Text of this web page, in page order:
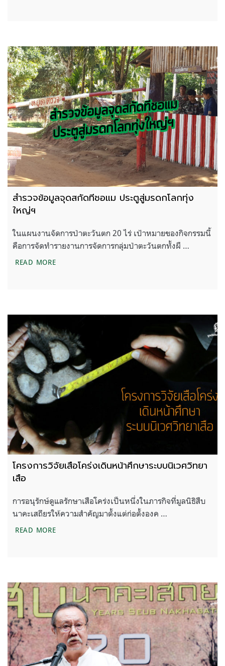
สำรวจข้อมูลจุดสกัดทีชอแม ประตูสู่มรดกโลกทุ่ง
ใหญ่ฯ
ในแผนงานจัดการป่าตะวันตก 20 ไร่ เป้าหมายของกิจกรรมนี้
คือการจัดทำรายงานการจัดการกลุ่มป่าตะวันตกทั้งผื …
READ MOREสำรวจข้อมูลจุดสกัดทีชอแม ประตูสู่มรดกโลกทุ่งใหญ่ฯ
โครงการวิจัยเสือโคร่งเดินหน้าศึกษาระบบนิเวศวิทยา
เสือ
การอนุรักษ์ดูแลรักษาเสือโคร่งเป็นหนึ่งในภารกิจที่มูลนิธิสืบ
นาคะเสถียรให้ความสำคัญมาตั้งแต่ก่อตั้งองค …
READ MOREโครงการวิจัยเสือโคร่งเดินหน้าศึกษาระบบนิเวศวิทยาเ